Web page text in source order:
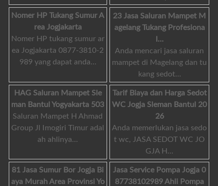
Nomer HP Tukang Sumur A
rea Jogjakarta
Nomer HP tukang sumur ar
ea Jogjakarta 0877-3810-2
989 yang dapat anda…
23 Jasa Saluran Mampet M
agelang Tukang Profesiona
l…
Anda mencari jasa saluran
mampet di Magelang dan tu
kang sedot…
HAG Saluran Mampet Sle
man Bantul Yogyakarta 503
Saluran Mampet H Ahmad
Group Jl Imogiri Timur adal
ah ahlinya…
Tarif Biaya dan Harga Sedot
WC Jogja Sleman Bantul 20
26
Anda memerlukan jasa sedo
t wc, JASA SEDOT WC JO
GJA H…
81 Jasa Sumur Bor Jogja Bi
aya Murah Area Provinsi Yo
Jasa Service Pompa Jogja 0
87738102989 Ahli Pompa